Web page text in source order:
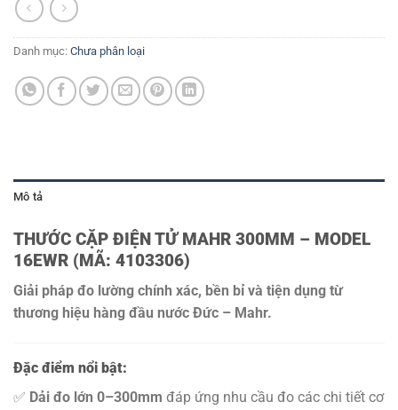
Danh mục: Chưa phân loại
Mô tả
THƯỚC CẶP ĐIỆN TỬ MAHR 300MM – MODEL
16EWR (MÃ: 4103306)
Giải pháp đo lường chính xác, bền bỉ và tiện dụng từ
thương hiệu hàng đầu nước Đức – Mahr.
Đặc điểm nổi bật:
✅ Dải đo lớn 0–300mm đáp ứng nhu cầu đo các chi tiết cơ